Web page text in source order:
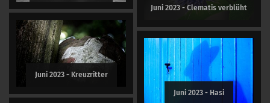
Juni 2023 - Clematis verblüht
Juni 2023 - Kreuzritter
Juni 2023 - Hasi